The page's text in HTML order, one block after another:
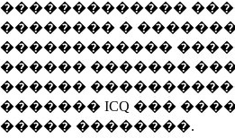
�������������
�������� �
������������
������ �������
������
������� ICQ ���
����� ��������.